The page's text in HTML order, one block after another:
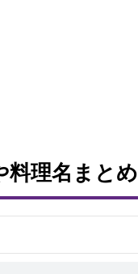
料理名まとめ